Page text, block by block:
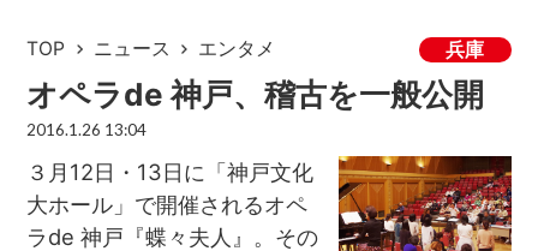
TOP ニュース エンタメ 兵庫
オペラde 神戸、稽古を一般公開
2016.1.26 13:04
３月12日・13日に「神戸文化
大ホール」で開催されるオペ
ラde 神戸『蝶々夫人』。その